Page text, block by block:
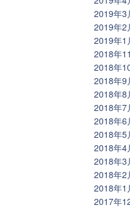
2019年3
2019年2
2019年1
2018年
2018年
2018年9
2018年8
2018年7
2018年6
2018年5
2018年4
2018年3
2018年2
2018年1
2017年